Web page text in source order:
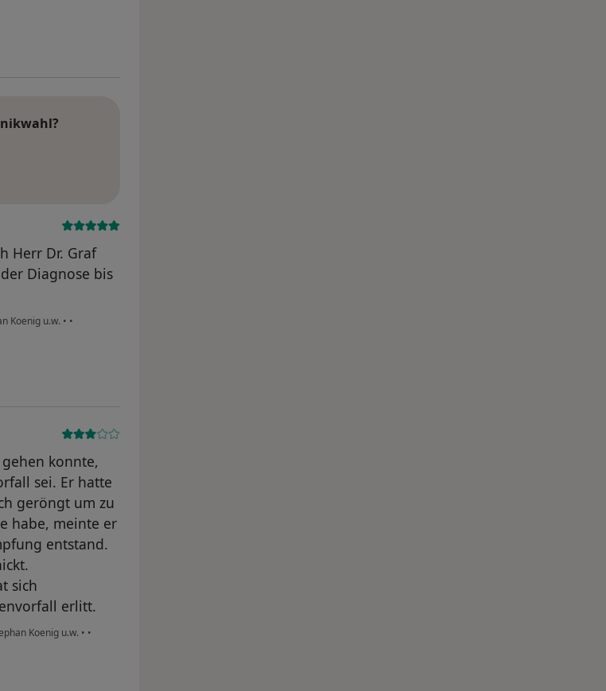
Herr Dr. Graf
Diagnose bis
Koenig u.w. • •
konnte,
sei. Er hatte
geröngt um zu
habe, meinte er
entstand.
sich
erlitt.
Koenig u.w. • •